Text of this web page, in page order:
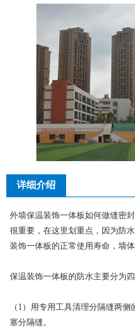
详细介绍
外墙保温装饰一体板如何做缝密
很重要，在这里划重点，因为防
装饰一体板的正常使用寿命，墙体
保温装饰一体板的防水主要分为四
（1）用专用工具清理分隔缝两
塞分隔缝。